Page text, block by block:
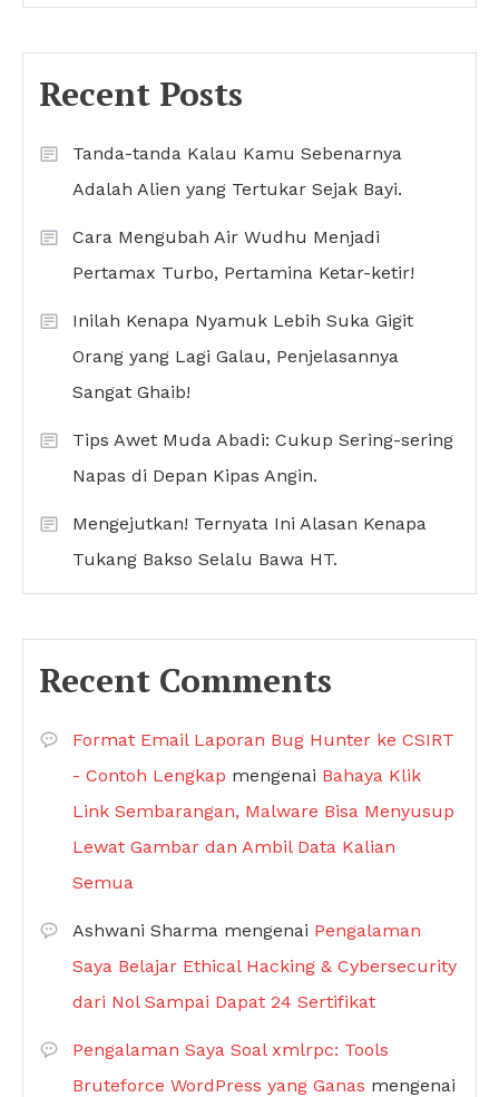
Recent Posts
Tanda-tanda Kalau Kamu Sebenarnya
Adalah Alien yang Tertukar Sejak Bayi.
Cara Mengubah Air Wudhu Menjadi
Pertamax Turbo, Pertamina Ketar-ketir!
Inilah Kenapa Nyamuk Lebih Suka Gigit
Orang yang Lagi Galau, Penjelasannya
Sangat Ghaib!
Tips Awet Muda Abadi: Cukup Sering-sering
Napas di Depan Kipas Angin.
Mengejutkan! Ternyata Ini Alasan Kenapa
Tukang Bakso Selalu Bawa HT.
Recent Comments
Format Email Laporan Bug Hunter ke CSIRT
- Contoh Lengkap mengenai Bahaya Klik
Link Sembarangan, Malware Bisa Menyusup
Lewat Gambar dan Ambil Data Kalian
Semua
Ashwani Sharma mengenai Pengalaman
Saya Belajar Ethical Hacking & Cybersecurity
dari Nol Sampai Dapat 24 Sertifikat
Pengalaman Saya Soal xmlrpc: Tools
Bruteforce WordPress yang Ganas mengenai